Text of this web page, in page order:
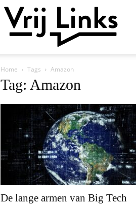
Vrij
Links
Home Tags Amazon
Tag: Amazon
De lange armen van Big Tech